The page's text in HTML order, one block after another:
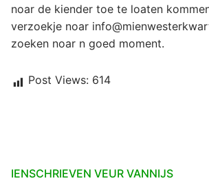
noar de kiender toe te loaten
verzoekje noar
zoeken noar n goed moment.
Post Views: 614
IENSCHRIEVEN VEUR VANNIJS